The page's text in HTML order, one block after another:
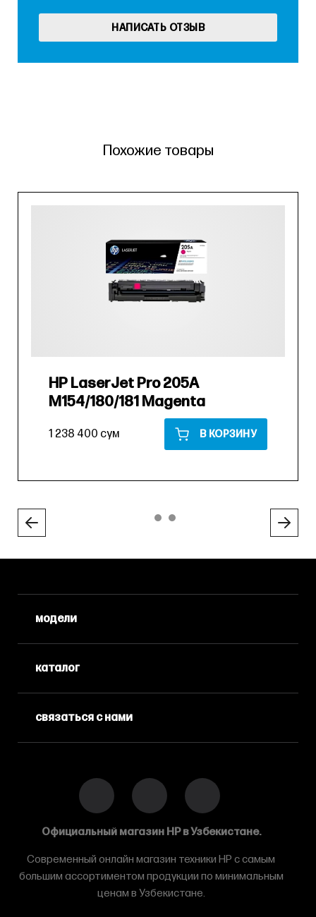
НАПИСАТЬ ОТЗЫВ
Похожие товары
HP LaserJet Pro 205A
M154/180/181 Magenta
1 238 400 сум В КОРЗИНУ
модели
каталог
связаться с нами
Официальный магазин HP в Узбекистане.
Современный онлайн магазин техники HP с самым
большим ассортиментом продукции по минимальным
ценам в Узбекистане.